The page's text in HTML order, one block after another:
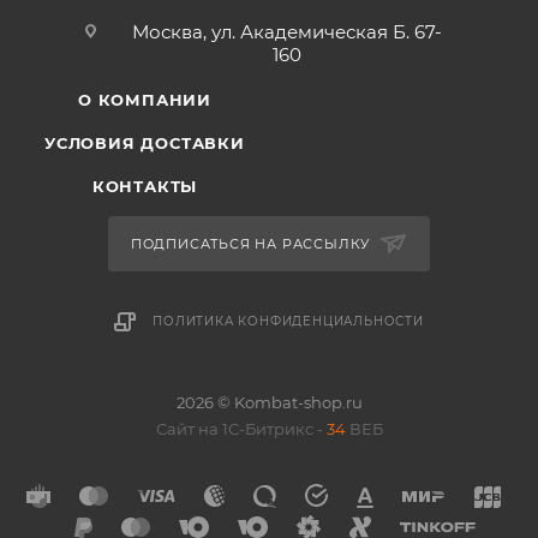
Москва, ул. Академическая Б. 67-
160
О КОМПАНИИ
УСЛОВИЯ ДОСТАВКИ
КОНТАКТЫ
ПОДПИСАТЬСЯ НА РАССЫЛКУ
ПОЛИТИКА КОНФИДЕНЦИАЛЬНОСТИ
2026 © Kombat-shop.ru
Сайт на 1С-Битрикс - 34 ВЕБ